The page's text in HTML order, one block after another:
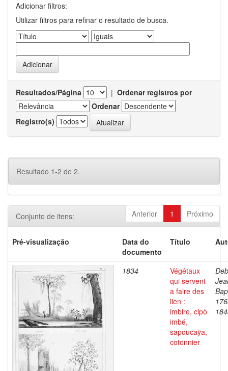
Adicionar filtros:
Utilizar filtros para refinar o resultado de busca.
Resultados/Página | Ordenar registros por
Ordenar
Registro(s)
Resultado 1-2 de 2.
Anterior 1 Próximo
Conjunto de itens:
Pré-visualização
Data do
documento
Título
1834
Végétaux
qui servent
a faire des
lien :
imbire, cipò
imbé,
sapoucaÿa,
cotonnier